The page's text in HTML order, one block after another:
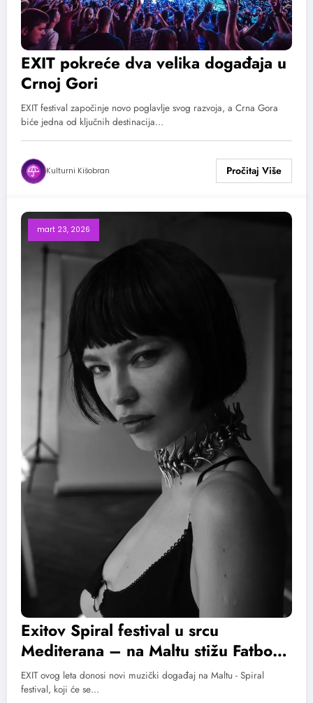
EXIT pokreće dva velika događaja u
Crnoj Gori
EXIT festival započinje novo poglavlje svog razvoja, a Crna Gora
biće jedna od ključnih destinacija…
Kulturni Kišobran
mart 23, 2026
Exitov Spiral festival u srcu
Mediterana – na Maltu stižu Fatboy
Slim, Nina Kraviz, Argy, Lilly Palmer
i mnogi drugi
EXIT ovog leta donosi novi muzički događaj na Maltu - Spiral
festival, koji će se…